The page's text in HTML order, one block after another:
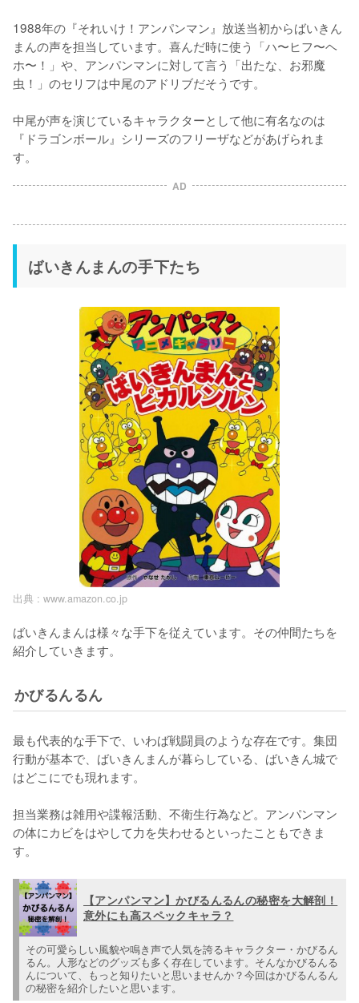
1988年の『それいけ！アンパンマン』放送当初からばいきん
まんの声を担当しています。喜んだ時に使う「ハ〜ヒフ〜ヘ
ホ〜！」や、アンパンマンに対して言う「出たな、お邪魔
虫！」のセリフは中尾のアドリブだそうです。
中尾が声を演じているキャラクターとして他に有名なのは
『ドラゴンボール』シリーズのフリーザなどがあげられま
す。
AD
ばいきんまんの手下たち
出典 : www.amazon.co.jp
ばいきんまんは様々な手下を従えています。その仲間たちを
紹介していきます。
かびるんるん
最も代表的な手下で、いわば戦闘員のような存在です。集団
行動が基本で、ばいきんまんが暮らしている、ばいきん城で
はどこにでも現れます。
担当業務は雑用や諜報活動、不衛生行為など。アンパンマン
の体にカビをはやして力を失わせるといったこともできま
す。
【アンパンマン】かびるんるんの秘密を大解剖！
意外にも高スペックキャラ？
その可愛らしい風貌や鳴き声で人気を誇るキャラクター・かびるん
るん。人形などのグッズも多く存在しています。そんなかびるんる
んについて、もっと知りたいと思いませんか？今回はかびるんるん
の秘密を紹介したいと思います。